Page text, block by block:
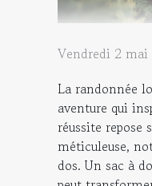
Vendredi 2 mai
La randonnée
aventure qui
réussite repose
méticuleuse,
dos. Un sac à